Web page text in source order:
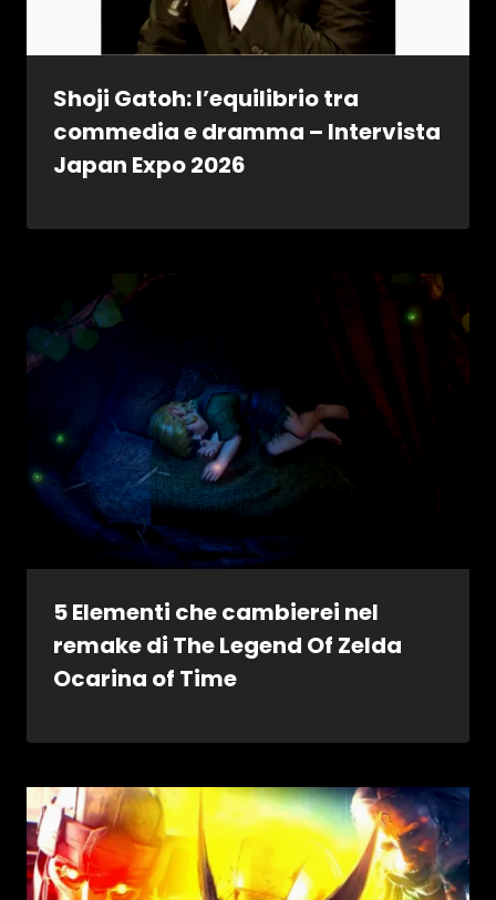
Shoji Gatoh: l’equilibrio tra
commedia e dramma – Intervista
Japan Expo 2026
5 Elementi che cambierei nel
remake di The Legend Of Zelda
Ocarina of Time